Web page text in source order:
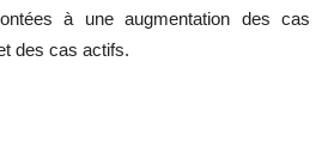
à une augmentation des cas
des cas actifs.